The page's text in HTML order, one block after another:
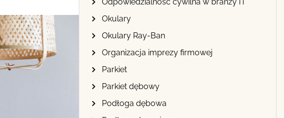
Okulary
Okulary Ray-Ban
Organizacja imprezy firmowej
Parkiet
Parkiet dębowy
Podłoga dębowa